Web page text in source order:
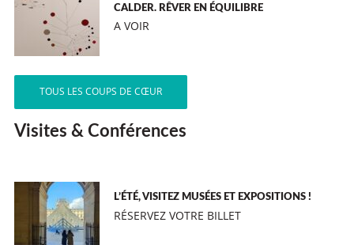
CALDER. RÊVER EN ÉQUILIBRE
A VOIR
TOUS LES COUPS DE CŒUR
Visites & Conférences
L’ÉTÉ, VISITEZ MUSÉES ET EXPOSITIONS !
RÉSERVEZ VOTRE BILLET